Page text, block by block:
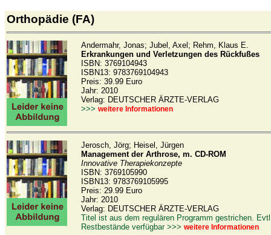
Orthopädie (FA)
Andermahr, Jonas; Jubel, Axel; Rehm, Klaus E.
Erkrankungen und Verletzungen des Rückfußes
ISBN: 3769104943
ISBN13: 9783769104943
Preis: 39.99 Euro
Jahr: 2010
Verlag: DEUTSCHER ÄRZTE-VERLAG
>>> weitere Informationen
Jerosch, Jörg; Heisel, Jürgen
Management der Arthrose, m. CD-ROM
Innovative Therapiekonzepte
ISBN: 3769105990
ISBN13: 9783769105995
Preis: 29.99 Euro
Jahr: 2010
Verlag: DEUTSCHER ÄRZTE-VERLAG
Titel ist aus dem regulären Programm gestrichen.
Restbestände verfügbar >>> weitere Informationen